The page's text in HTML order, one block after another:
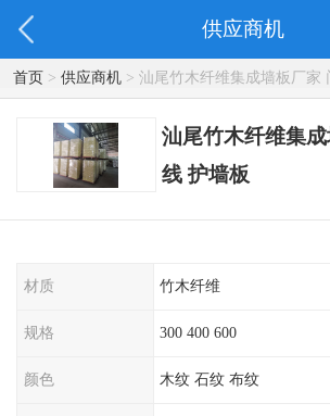
供应商机
首页> 供应商机> 汕尾竹木纤维集成墙板厂家
汕尾竹木纤维集
线 护墙板
材质 竹木纤维
规格 300 400 600
颜色 木纹 石纹 布纹